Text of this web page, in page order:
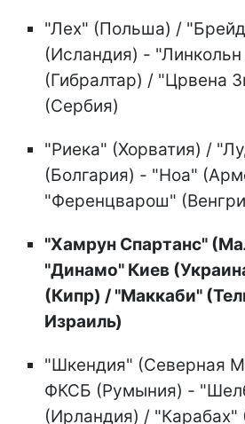
"Лех" (Польша) /
(Исландия) -
(Гибралтар) / "Црвена
(Сербия)
"Риека" (Хорватия) /
(Болгария) - "Ноа"
"Ференцварош"
"Хамрун Спартанс"
"Динамо" Киев
(Кипр) / "Маккаби"
Израиль)
"Шкендия" (Северная
ФКСБ (Румыния) -
(Ирландия) / "Карабах"